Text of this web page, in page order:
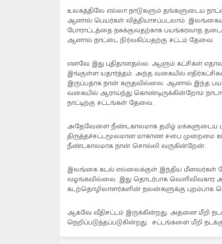
உலகத்திலே எல்லா நாடுகளும் தங்களுடைய
ஆனால் பெயர்கள் வித்தியாசப்படலாம்.
போராட்டத்தை நசுக்குவதற்காக பயங்கரவாத
ஆனால் நாட்டை நிர்வகிப்பதற்கு சட்டம் தேவை.
எனவே இது புதிதானதல்ல. ஆளும் கட்சிகள்
இங்குள்ள யதார்த்தம். அந்த வகையில்
இருப்பதாக நான் கருதவில்லை. ஆனால் இந்த
வகையில் ஆராய்ந்து கொண்டிருக்கின்றோம்
நாட்டிற்கு சட்டங்கள் தேவை.
அதேவேளை நீண்டகாலமாக தமிழ் மக்களுடைய
திருத்தச்சட்டமூலமான மாகாண சபை முறைமை
நீண்டகாலமாக நான் சொல்லி வருகின்றேன்.
இலங்கை கடல் எல்லைக்குள் இந்திய மீனவர்கள்
வழங்கவில்லை. இது தொடர்பாக வெளிவிவகார
கடற்தொழிலாளர்களின் நலன்களுக்கு புறம்பாக
ஆகவே வீதிசட்டம் இருக்கின்றது. அதனை மீறி
நெறிப்படுத்தப்படுகின்றது. சட்டங்களை மீறி